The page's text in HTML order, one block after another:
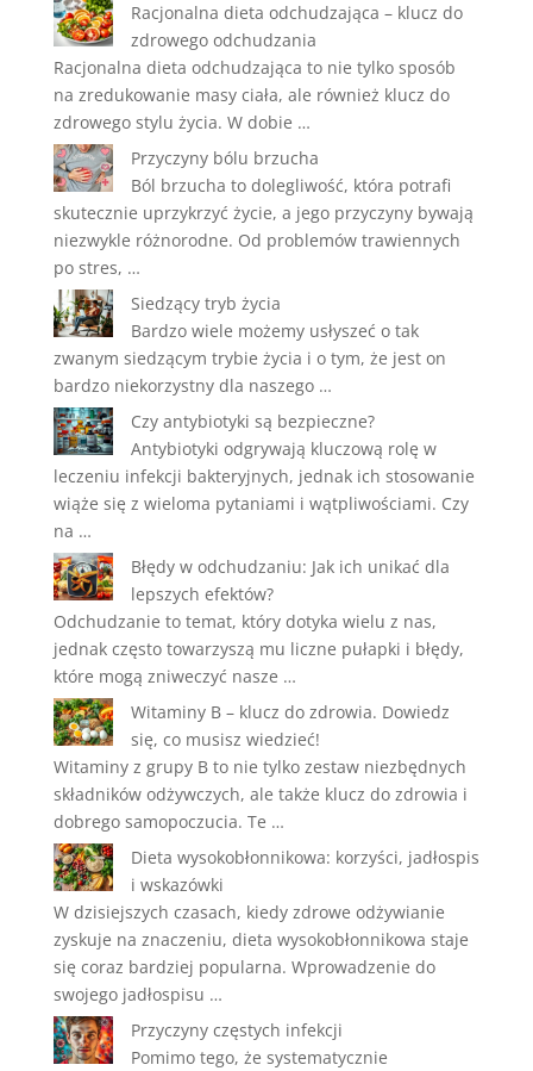
Racjonalna dieta odchudzająca – klucz do
zdrowego odchudzania
Racjonalna dieta odchudzająca to nie tylko sposób
na zredukowanie masy ciała, ale również klucz do
zdrowego stylu życia. W dobie …
Przyczyny bólu brzucha
Ból brzucha to dolegliwość, która potrafi
skutecznie uprzykrzyć życie, a jego przyczyny bywają
niezwykle różnorodne. Od problemów trawiennych
po stres, …
Siedzący tryb życia
Bardzo wiele możemy usłyszeć o tak
zwanym siedzącym trybie życia i o tym, że jest on
bardzo niekorzystny dla naszego …
Czy antybiotyki są bezpieczne?
Antybiotyki odgrywają kluczową rolę w
leczeniu infekcji bakteryjnych, jednak ich stosowanie
wiąże się z wieloma pytaniami i wątpliwościami. Czy
na …
Błędy w odchudzaniu: Jak ich unikać dla
lepszych efektów?
Odchudzanie to temat, który dotyka wielu z nas,
jednak często towarzyszą mu liczne pułapki i błędy,
które mogą zniweczyć nasze …
Witaminy B – klucz do zdrowia. Dowiedz
się, co musisz wiedzieć!
Witaminy z grupy B to nie tylko zestaw niezbędnych
składników odżywczych, ale także klucz do zdrowia i
dobrego samopoczucia. Te …
Dieta wysokobłonnikowa: korzyści, jadłospis
i wskazówki
W dzisiejszych czasach, kiedy zdrowe odżywianie
zyskuje na znaczeniu, dieta wysokobłonnikowa staje
się coraz bardziej popularna. Wprowadzenie do
swojego jadłospisu …
Przyczyny częstych infekcji
Pomimo tego, że systematycznie